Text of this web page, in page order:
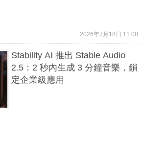
2026年7月18日 11:00
Stability AI 推出 Stable Audio
2.5：2 秒內生成 3 分鐘音樂，鎖
定企業級應用